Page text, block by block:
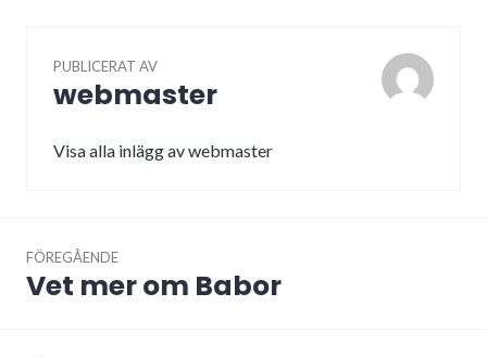
PUBLICERAT AV
webmaster
Visa alla inlägg av webmaster
FÖREGÅENDE
Föregående
Vet mer om Babor